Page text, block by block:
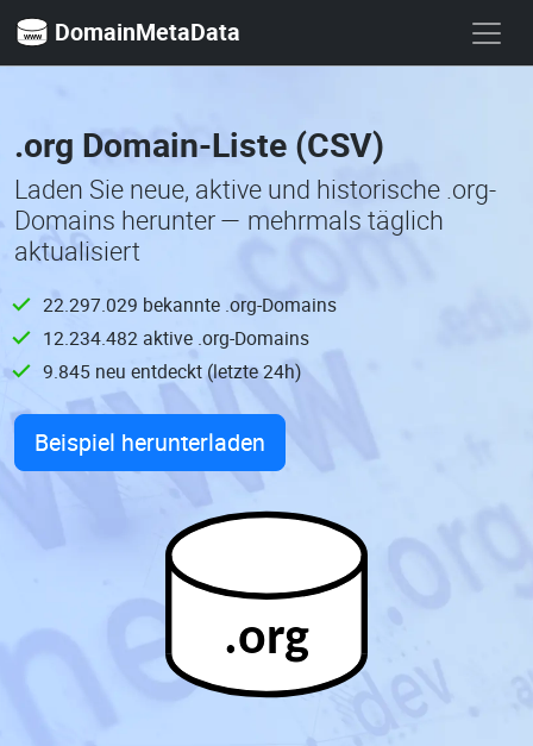
DomainMetaData
.org Domain-Liste (CSV)
Laden Sie neue, aktive und historische .org-
Domains herunter — mehrmals täglich
aktualisiert
22.297.029 bekannte .org-Domains
12.234.482 aktive .org-Domains
9.845 neu entdeckt (letzte 24h)
Beispiel herunterladen
.org